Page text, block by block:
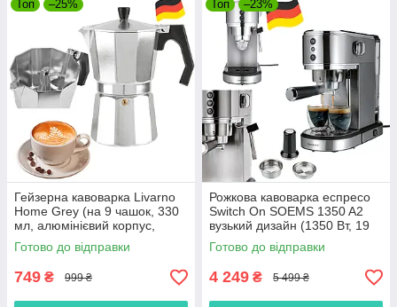
Топ –25%
Гейзерна кавоварка Livarno
Home Grey (на 9 чашок, 330
мл, алюмінієвий корпус,
Німеччина)
Готово до відправки
749 ₴ 999 ₴
Топ –23%
Рожкова кавоварка еспресо
Switch On SOEMS 1350 A2
вузький дизайн (1350 Вт, 19
бар, регулювання тем.,
Німеччина)
Готово до відправки
4 249 ₴ 5 499 ₴